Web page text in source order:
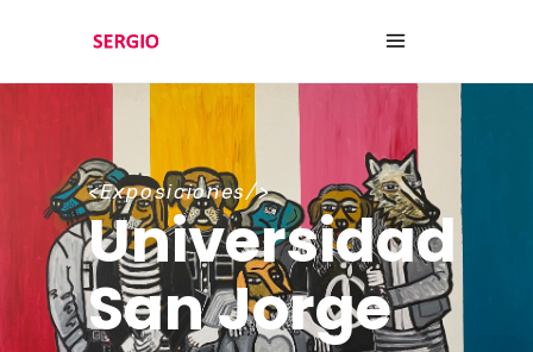
<Exposiciones/>
Universidad
San Jorge